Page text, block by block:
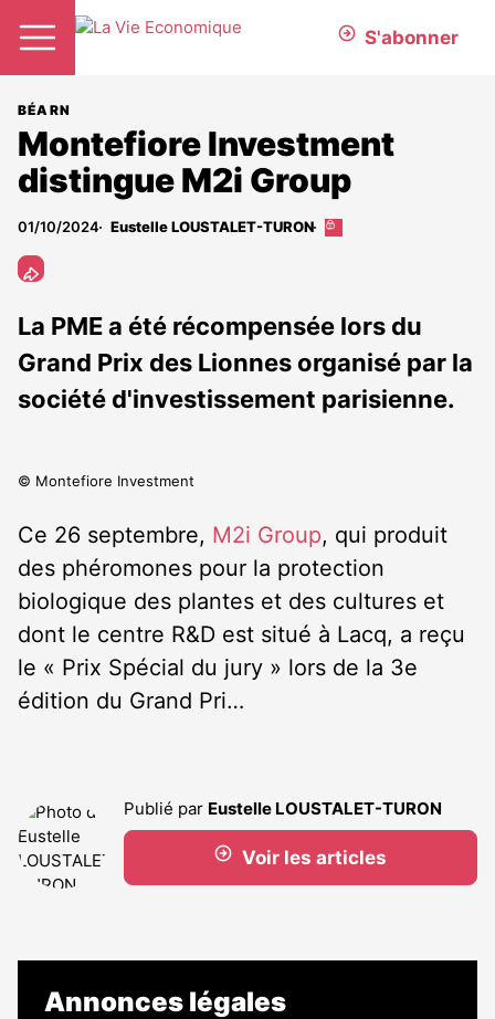
S'abonner
BÉARN
Montefiore Investment
distingue M2i Group
01/10/2024 Eustelle LOUSTALET-TURON
Cet
abonnés
La PME a été récompensée lors du
Grand Prix des Lionnes organisé par la
société d'investissement parisienne.
© Montefiore Investment
Ce 26 septembre, M2i Group, qui produit
des phéromones pour la protection
biologique des plantes et des cultures et
dont le centre R&D est situé à Lacq, a reçu
le « Prix Spécial du jury » lors de la 3e
édition du Grand Pri…
Publié par Eustelle LOUSTALET-TURON
Voir les articles
Annonces légales